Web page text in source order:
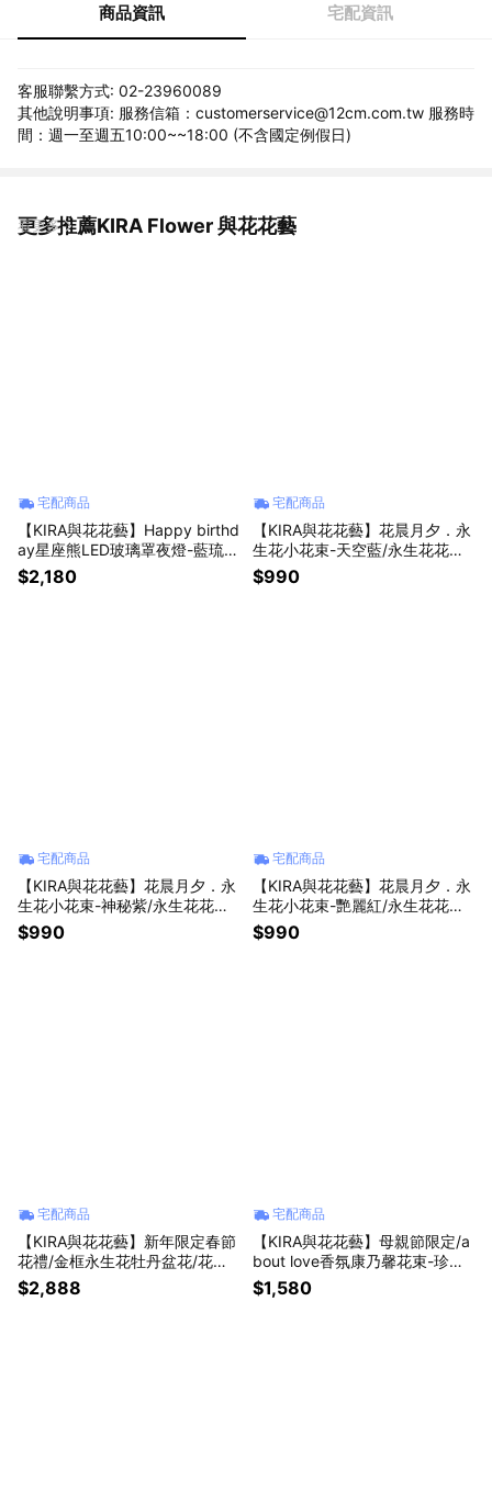
商品資訊 宅配資訊
客服聯繫方式: 02-23960089
其他說明事項: 服務信箱：customerservice@12cm.com.tw 服務時
間：週一至週五10:00~~18:00 (不含國定例假日)
更多推薦KIRA Flower 與花花藝
看更多
宅配商品
【KIRA與花花藝】Happy birthd
ay星座熊LED玻璃罩夜燈-藍琉
璃/生日禮物/情人節禮物/送禮/永
生花/射手/魔羯
$2,180
宅配商品
【KIRA與花花藝】花晨月夕．永
生花小花束-天空藍/永生花花束/
情人節花束/畢業花束/生日禮物/
情人節禮物/永生花/乾燥花
$990
宅配商品
【KIRA與花花藝】花晨月夕．永
生花小花束-神秘紫/永生花花束/
情人節花束/畢業花束/生日禮物/
情人節禮物/永生花/乾燥花
$990
宅配商品
【KIRA與花花藝】花晨月夕．永
生花小花束-艷麗紅/永生花花束/
情人節花束/畢業花束/生日禮物/
情人節禮物/永生花/乾燥花
$990
宅配商品
【KIRA與花花藝】新年限定春節
花禮/金框永生花牡丹盆花/花開
富貴/過年送禮/永生花/年節禮物/
新年花禮/喬遷/開幕
$2,888
宅配商品
【KIRA與花花藝】母親節限定/a
bout love香氛康乃馨花束-珍愛
粉/中款/母親節花束/禮物/母親
節/乾燥花束/永生花花束
$1,580